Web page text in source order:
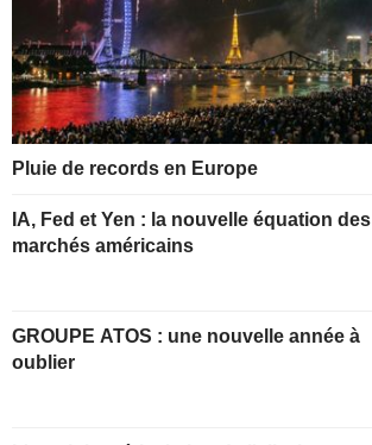
Pluie de records en Europe
IA, Fed et Yen : la nouvelle équation des
marchés américains
GROUPE ATOS : une nouvelle année à
oublier